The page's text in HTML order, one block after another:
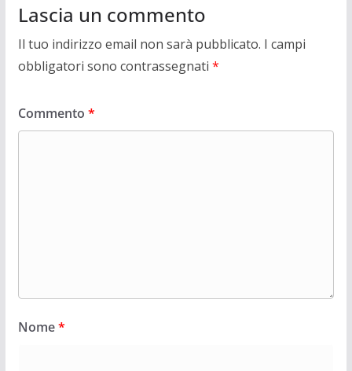
Lascia un commento
Il tuo indirizzo email non sarà pubblicato. I campi
obbligatori sono contrassegnati *
Commento *
Nome*